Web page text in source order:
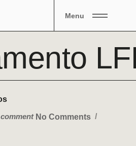
Menu
comment No Comments